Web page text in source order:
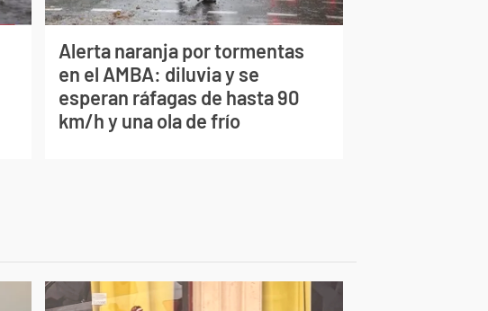
Alerta naranja por tormentas
en el AMBA: diluvia y se
esperan ráfagas de hasta 90
km/h y una ola de frío